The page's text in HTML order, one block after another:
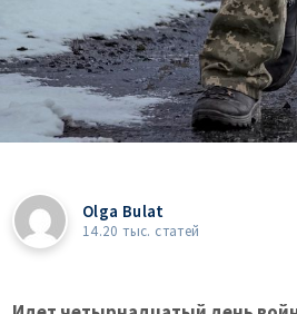
Olga Bulat
14.20 тыс. статей